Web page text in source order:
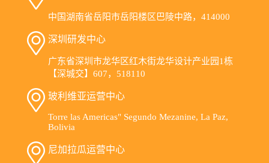
中国湖南省岳阳市岳阳楼区巴陵中路，414000
深圳研发中心
广东省深圳市龙华区红木街龙华设计产业园1栋
【深城交】607，518110
玻利维亚运营中心
Torre las Americas" Segundo Mezanine, La Paz,
Bolivia
尼加拉瓜运营中心